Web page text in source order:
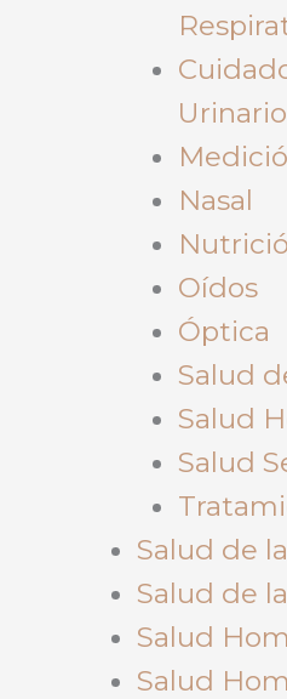
Urinario
Nasal
Oídos
Óptica
Salud
Salud
Salud
Salud de
Salud de
Salud
Salud